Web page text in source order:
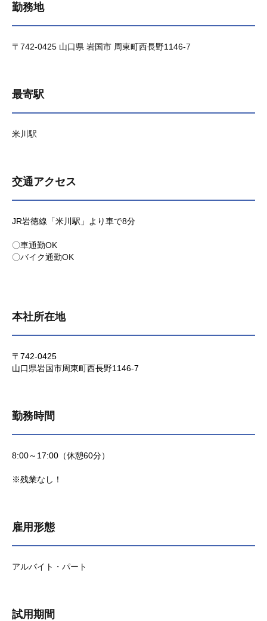
勤務地
〒742-0425 山口県 岩国市 周東町西長野1146-7
最寄駅
米川駅
交通アクセス
JR岩徳線「米川駅」より車で8分
〇車通勤OK
〇バイク通勤OK
本社所在地
〒742-0425
山口県岩国市周東町西長野1146-7
勤務時間
8:00～17:00（休憩60分）
※残業なし！
雇用形態
アルバイト・パート
試用期間